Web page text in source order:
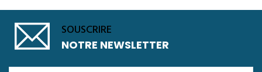
SOUSCRIRE
NOTRE NEWSLETTER